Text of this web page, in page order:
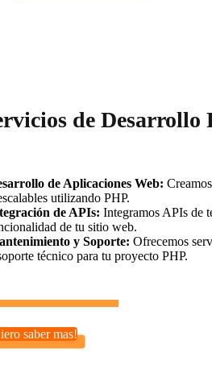
de Desarrollo
de Aplicaciones Web:
utilizando PHP.
de APIs: Integramos APIs de
de tu sitio web.
y Soporte: Ofrecemos
técnico para tu proyecto PHP.
saber mas!